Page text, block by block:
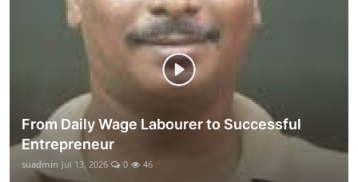
From Daily Wage Labourer to Successful
Entrepreneur
suadmin Jul 13, 2026 0 46